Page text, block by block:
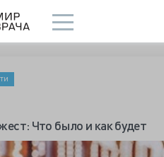
Что было и как будет